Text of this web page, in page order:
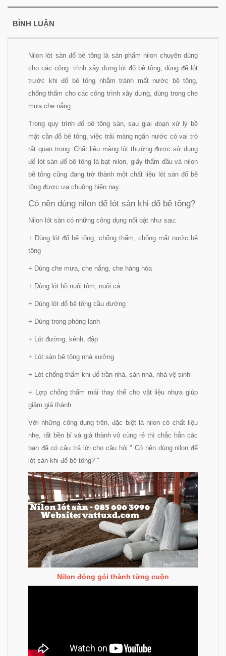
BÌNH LUẬN
Nilon lót sàn đổ bê tông là sản phẩm nilon chuyên dùng
cho các công trình xây dựng lót đổ bê tông, dùng để lót
trước khi đổ bê tông nhằm tránh mất nước bê tông,
chống thấm cho các công trình xây dựng, dùng trong che
mưa che nắng.
Trong quy trình đổ bê tông sàn, sau giai đoạn xử lý bề
mặt cần đổ bê tông, việc trải màng ngăn nước có vai trò
rất quan trọng. Chất liệu màng lót thường được sử dụng
để lót sàn đổ bê tông là bạt nilon, giấy thấm dầu và nilon
bê tông cũng đang trở thành một chất liệu lót sàn đổ bê
tông được ưa chuộng hiện nay.
Có nên dùng nilon để lót sàn khi đổ bê tông?
Nilon lót sàn có những công dụng nổi bật như sau:
+ Dùng lót đổ bê tông, chống thấm, chống mất nước bê
tông
+ Dùng che mưa, che nắng, che hàng hóa
+ Dùng lót hồ nuôi tôm, nuôi cá
+ Dùng lót đổ bê tông cầu đường
+ Dùng trong phòng lạnh
+ Lót đường, kênh, đập
+ Lót sàn bê tông nhà xưởng
+ Lót chống thấm khi đổ trần nhà, sàn nhà, nhà vệ sinh
+ Lợp chống thấm mái thay thế cho vật liệu nhựa giúp
giảm giá thành
Với những công dụng trên, đặc biệt là nilon có chất liệu
nhẹ, rất bền bỉ và giá thành vô cùng rẻ thì chắc hẳn các
bạn đã có câu trả lời cho câu hỏi " Có nên dùng nilon để
lót sàn khi đổ bê tông? "
Nilon đóng gói thành từng cuộn